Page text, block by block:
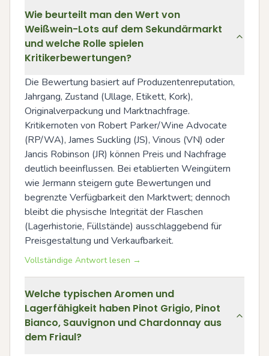
Wie beurteilt man den Wert von
Weißwein-Lots auf dem Sekundärmarkt
und welche Rolle spielen
Kritikerbewertungen?
Die Bewertung basiert auf Produzentenreputation,
Jahrgang, Zustand (Ullage, Etikett, Kork),
Originalverpackung und Marktnachfrage.
Kritikernoten von Robert Parker/Wine Advocate
(RP/WA), James Suckling (JS), Vinous (VN) oder
Jancis Robinson (JR) können Preis und Nachfrage
deutlich beeinflussen. Bei etablierten Weingütern
wie Jermann steigern gute Bewertungen und
begrenzte Verfügbarkeit den Marktwert; dennoch
bleibt die physische Integrität der Flaschen
(Lagerhistorie, Füllstände) ausschlaggebend für
Preisgestaltung und Verkaufbarkeit.
Vollständige Antwort lesen →
Welche typischen Aromen und
Lagerfähigkeit haben Pinot Grigio, Pinot
Bianco, Sauvignon und Chardonnay aus
dem Friaul?